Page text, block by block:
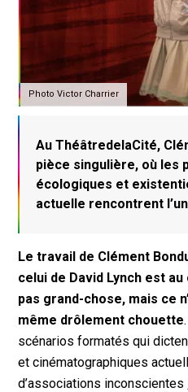
Photo Victor Charrier
Au ThéâtredelaCité,
pièce singulière, où les
écologiques et
actuelle rencontrent
Le travail de Clément
celui de David Lynch est au
pas grand-chose, mais ce
même drôlement chouette
scénarios formatés qui
et cinématographiques
d’associations inconscientes